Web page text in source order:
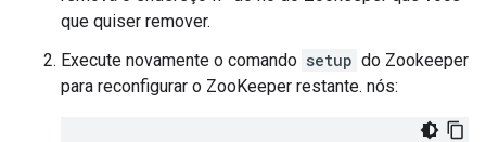
que quiser remover.
Execute novamente o comando setup do Zookeeper
para reconfigurar o ZooKeeper restante. nós: